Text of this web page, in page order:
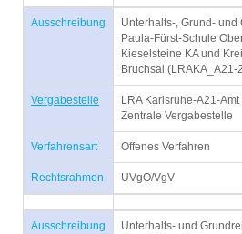
Ausschreibung
Unterhalts-, Grund-
Paula-Fürst-Schule
Kieselsteine KA und
Bruchsal (LRAKA_A21-
Vergabestelle
LRA Karlsruhe-A21-
Zentrale Vergabestelle
Verfahrensart Offenes Verfahren
Rechtsrahmen UVgO/VgV
Ausschreibung
Unterhalts- und